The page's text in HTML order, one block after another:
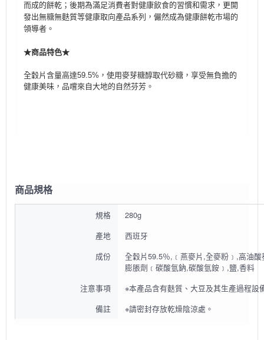
而成的餅乾；後期為滿足消費者對健康飲食的習慣和需求，更開
發出無糖無麩質等健康取向產品系列，儼然成為健康餅乾市場的
領導者。
★商品特色★
全穀片含量高達59.5%，使用麥芽糖醇取代砂糖，享受無負擔的
健康美味，品嚐來自大地的自然芬芳。
商品規格
規格
280g
產地
西班牙
成份
全穀片59.5％,﹝燕麥片,全麥粉﹞,高油
膨脹劑﹝碳酸氫鈉,碳酸氫銨﹞,鹽,香料
注意事項
※本產品含有麩質、大豆及其生產過程
備註
※請密封存放乾燥陰涼處。